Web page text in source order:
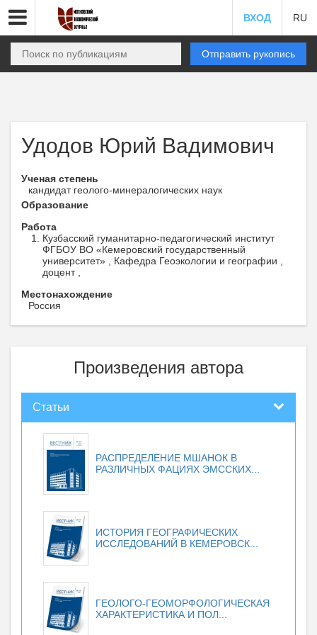
ВХОД RU
Отправить рукопись
Удодов Юрий Вадимович
Ученая степень
кандидат геолого-минералогических наук
Образование
Работа
Кузбасский гуманитарно-педагогический институт
ФГБОУ ВО «Кемеровский государственный
университет» , Кафедра Геоэкологии и географии ,
доцент ,
Местонахождение
Россия
Произведения автора
Статьи
РАСПРЕДЕЛЕНИЕ МШАНОК В
РАЗЛИЧНЫХ ФАЦИЯХ ЭМССКИХ...
ИСТОРИЯ ГЕОГРАФИЧЕСКИХ
ИССЛЕДОВАНИЙ В КЕМЕРОВСК...
ГЕОЛОГО-ГЕОМОРФОЛОГИЧЕСКАЯ
ХАРАКТЕРИСТИКА И ПОЛ...